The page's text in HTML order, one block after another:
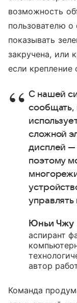
возможность
пользователю
показывать
закручена, или
если крепление
С нашей
сообщать,
сложной
дисплей —
поэтому
управлять
Юньи Чжу
аспирант
автор
Команда